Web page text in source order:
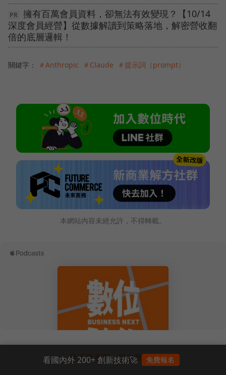
擁有百萬會員資料，卻無法有效變現？【10/14
深度會員經營】從數據解讀到策略落地，解密營收翻
倍的底層邏輯！
關鍵字： ＃Anthropic ＃Claude ＃提示詞（prompt）
本網站內容未經允許，不得轉載。
往下滑看下一篇文章
看國內外 200+ 創新技術🚀 免費報名